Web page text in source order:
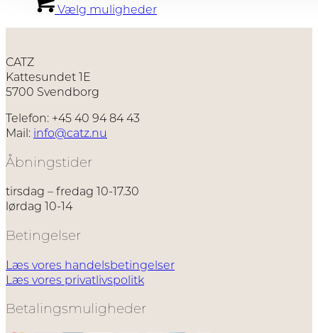
1.350,00 kr.
Vælg mulighedervare
har
CATZ
Kattesundet 1E
5700 Svendborg
Telefon: +45 40 94 84 43
Mail: info@catz.nu
Åbningstider
tirsdag – fredag 10-17.30
lørdag 10-14
Betingelser
Læs vores handelsbetingelser
Læs vores privatlivspolitk
Betalingsmuligheder